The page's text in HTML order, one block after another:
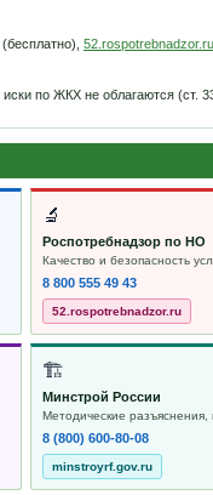
(бесплатно), 52.rospotrebnadzor.ru
по ЖКХ не облагаются (ст.
🔬
Роспотребнадзор по НО
Качество и безопасность
8 800 555 49 43
52.rospotrebnadzor.ru
🏗
Минстрой России
Методические разъяснения,
8 (800) 600-80-08
minstroyrf.gov.ru